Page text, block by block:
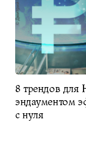
8 трендов для
эндаументом
с нуля